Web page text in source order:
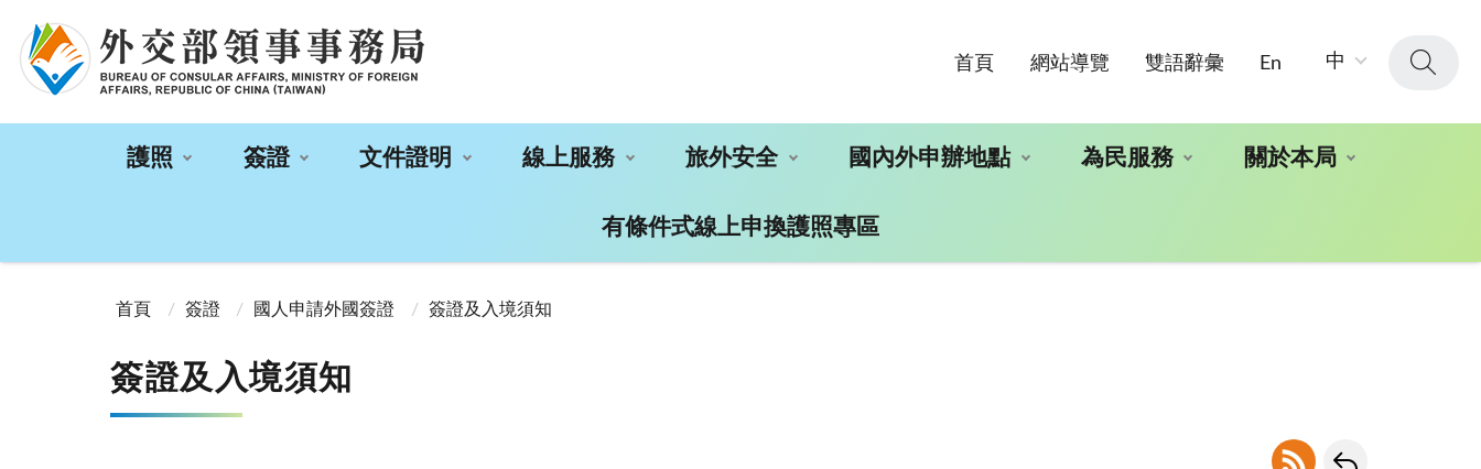
首頁 網站導覽 雙語辭彙 En 中
護照 簽證 文件證明 線上服務 旅外安全 國內外申辦地點 為民服務 關於本局
有條件式線上申換護照專區
首頁
簽證 國人申請外國簽證 簽證及入境須知
簽證及入境須知